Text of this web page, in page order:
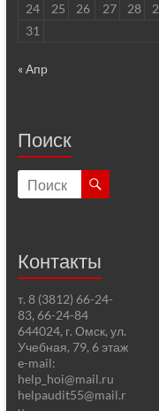
24
25 26 27 28
31
« Апр
Поиск
Контакты
т. 8 (3812) 66-24-
83, 66-24-84
644024, г. Омск, ул.
Учебная, 79, 6 этаж
e-mail:
help_hoi@mail.ru
helpaudit55@mail.r